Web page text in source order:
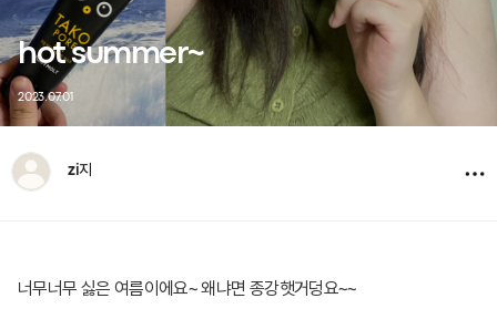
hot summer~
2023.07.01
zi지
너무너무 싫은 여름이에요~ 왜냐면 종강햇거덩요~~